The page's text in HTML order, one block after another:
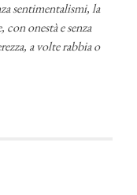
sentimentalismi, la
onestà e senza
a volte rabbia o